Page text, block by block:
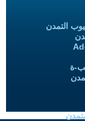
التمدن
ة